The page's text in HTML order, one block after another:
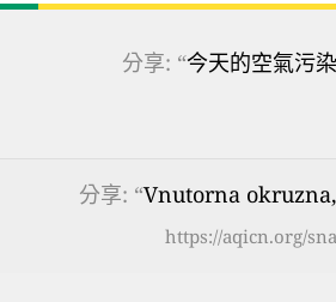
分享: “今天的空氣污
分享: “Vnutorna
https://aqicn.org/